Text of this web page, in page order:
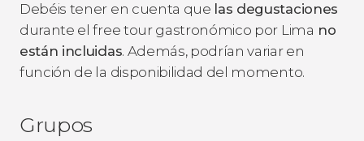
Debéis tener en cuenta que las degustaciones
durante el free tour gastronómico por Lima no
están incluidas. Además, podrían variar en
función de la disponibilidad del momento.
Grupos